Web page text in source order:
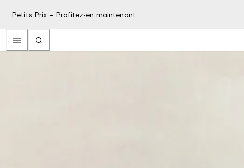
Petits Prix – Profitez-en maintenant